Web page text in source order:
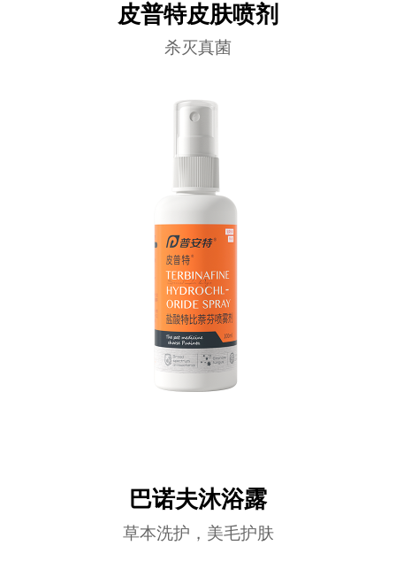
皮普特皮肤喷剂
杀灭真菌
巴诺夫沐浴露
草本洗护，美毛护肤